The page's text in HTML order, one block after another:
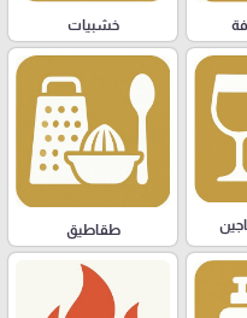
خشبيات
طقاطيق